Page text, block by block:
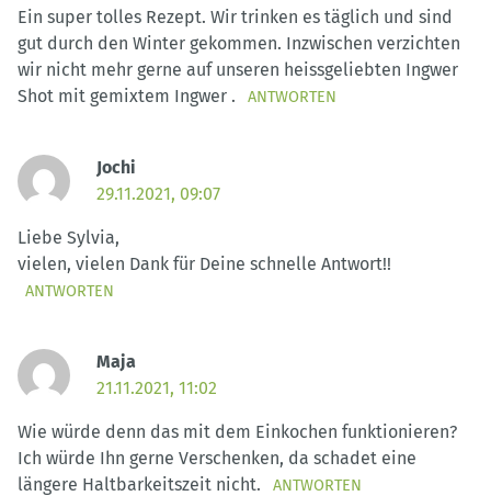
Ein super tolles Rezept. Wir trinken es täglich und sind
gut durch den Winter gekommen. Inzwischen verzichten
wir nicht mehr gerne auf unseren heissgeliebten Ingwer
Shot mit gemixtem Ingwer .
ANTWORTEN
Jochi
29.11.2021, 09:07
Liebe Sylvia,
vielen, vielen Dank für Deine schnelle Antwort!!
ANTWORTEN
Maja
21.11.2021, 11:02
Wie würde denn das mit dem Einkochen funktionieren?
Ich würde Ihn gerne Verschenken, da schadet eine
längere Haltbarkeitszeit nicht.
ANTWORTEN